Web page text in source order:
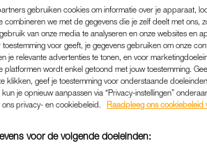
gebruiken cookies om informatie over je apparaat,
combineren we met de gegevens die je zelf deelt met ons,
van onze media te analyseren en onze websites en
voor geeft, je gegevens gebruiken om onze
je relevante advertenties te tonen, en voor
wordt enkel getoond met jouw toestemming.
klikken, geef je toestemming voor onderstaande
je opnieuw aanpassen via “Privacy-instellingen”
privacy- en cookiebeleid.
Raadpleeg ons cookiebeleid
voor de volgende doeleinden: